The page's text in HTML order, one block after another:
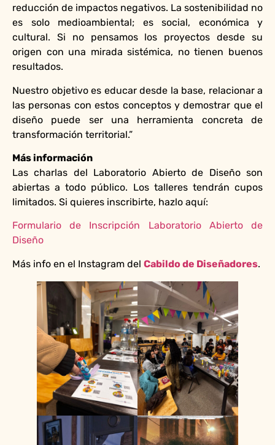
reducción de impactos negativos. La sostenibilidad no
es solo medioambiental; es social, económica y
cultural. Si no pensamos los proyectos desde su
origen con una mirada sistémica, no tienen buenos
resultados.
Nuestro objetivo es educar desde la base, relacionar a
las personas con estos conceptos y demostrar que el
diseño puede ser una herramienta concreta de
transformación territorial.”
Más información
Las charlas del Laboratorio Abierto de Diseño son
abiertas a todo público. Los talleres tendrán cupos
limitados. Si quieres inscribirte, hazlo aquí:
Formulario de Inscripción Laboratorio Abierto de
Diseño
Más info en el Instagram del Cabildo de Diseñadores.